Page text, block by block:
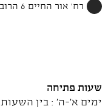
רח' אור החיים 6 הרובע היהודי, ירושלים
שעות פתיחה
ימים א'-ה' : בין השעות 10:00 – 15:00